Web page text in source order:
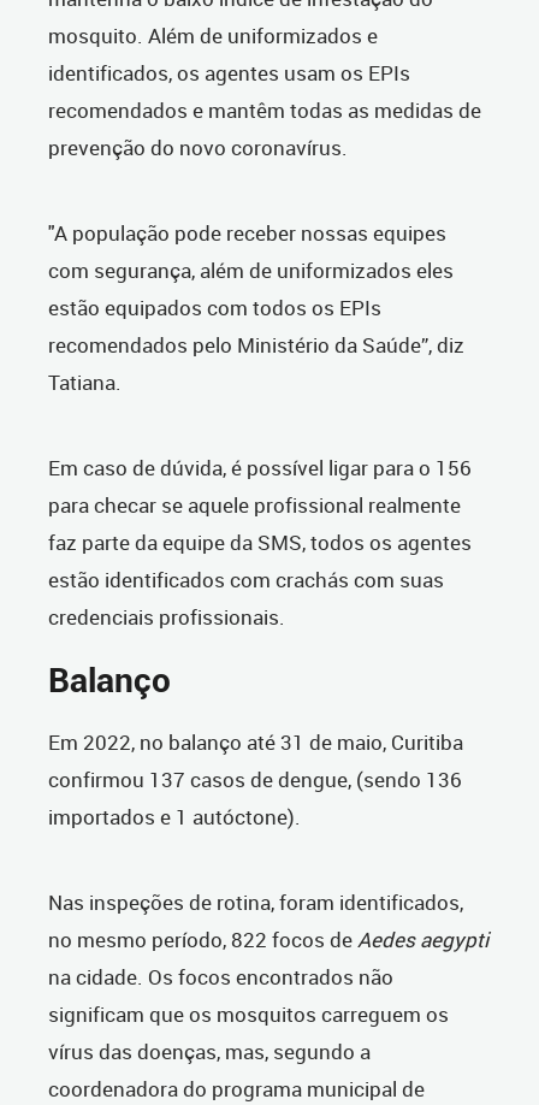
mosquito. Além de uniformizados e
identificados, os agentes usam os EPIs
recomendados e mantêm todas as medidas de
prevenção do novo coronavírus.
"A população pode receber nossas equipes
com segurança, além de uniformizados eles
estão equipados com todos os EPIs
recomendados pelo Ministério da Saúde”, diz
Tatiana.
Em caso de dúvida, é possível ligar para o 156
para checar se aquele profissional realmente
faz parte da equipe da SMS, todos os agentes
estão identificados com crachás com suas
credenciais profissionais.
Balanço
Em 2022, no balanço até 31 de maio, Curitiba
confirmou 137 casos de dengue, (sendo 136
importados e 1 autóctone).
Nas inspeções de rotina, foram identificados,
no mesmo período, 822 focos deAedes aegypti
na cidade. Os focos encontrados não
significam que os mosquitos carreguem os
vírus das doenças, mas, segundo a
coordenadora do programa municipal de